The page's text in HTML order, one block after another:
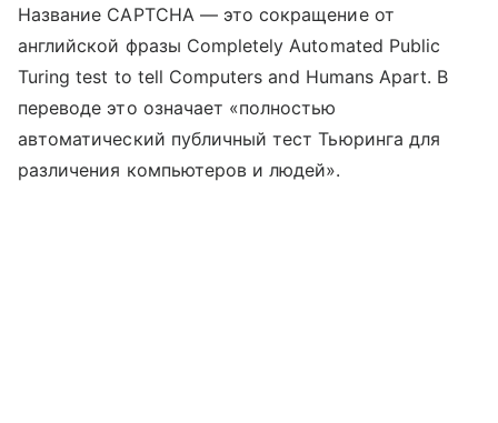
Название CAPTCHA — это сокращение от
английской фразы Completely Automated Public
Turing test to tell Computers and Humans Apart. В
переводе это означает «полностью
автоматический публичный тест Тьюринга для
различения компьютеров и людей».